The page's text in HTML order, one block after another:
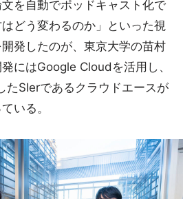
を自動でポッドキャスト化で
どう変わるのか」といった視
発したのが、東京大学の苗村
にはGoogle Cloudを活用し、
たSIerであるクラウドエースが
いる。